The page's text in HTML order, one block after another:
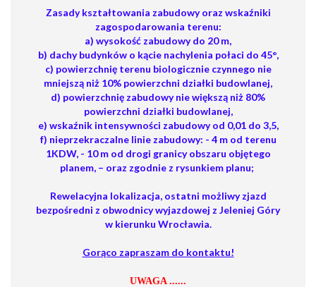
Zasady kształtowania zabudowy oraz wskaźniki
zagospodarowania terenu:
a) wysokość zabudowy do 20 m,
b) dachy budynków o kącie nachylenia połaci do 45°,
c) powierzchnię terenu biologicznie czynnego nie
mniejszą niż 10% powierzchni działki budowlanej,
d) powierzchnię zabudowy nie większą niż 80%
powierzchni działki budowlanej,
e) wskaźnik intensywności zabudowy od 0,01 do 3,5,
f) nieprzekraczalne linie zabudowy: - 4 m od terenu
1KDW, - 10 m od drogi granicy obszaru objętego
planem, – oraz zgodnie z rysunkiem planu;
Rewelacyjna lokalizacja, ostatni możliwy zjazd
bezpośredni z obwodnicy wyjazdowej z Jeleniej Góry
w kierunku Wrocławia.
Gorąco zapraszam do kontaktu!
UWAGA ......